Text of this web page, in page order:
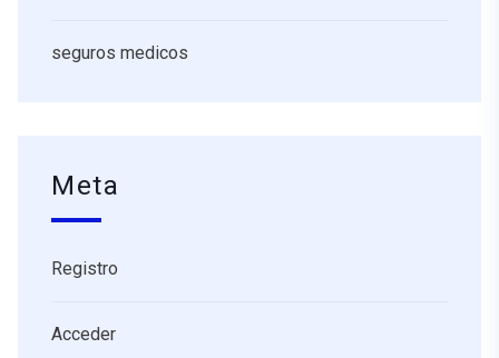
seguros medicos
Meta
Registro
Acceder